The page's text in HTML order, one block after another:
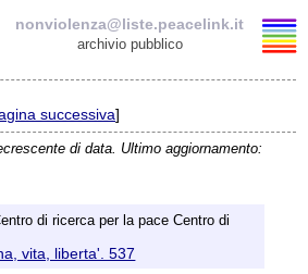
nonviolenza@liste.peacelink.it
archivio pubblico
successiva]
di data. Ultimo aggiornamento:
di ricerca per la pace Centro di
vita, liberta'. 537